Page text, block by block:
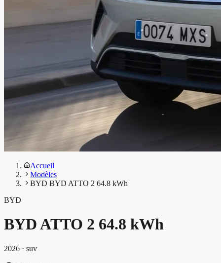
Accueil
Modèles
BYD BYD ATTO 2 64.8 kWh
BYD
BYD ATTO 2 64.8 kWh
2026 · suv